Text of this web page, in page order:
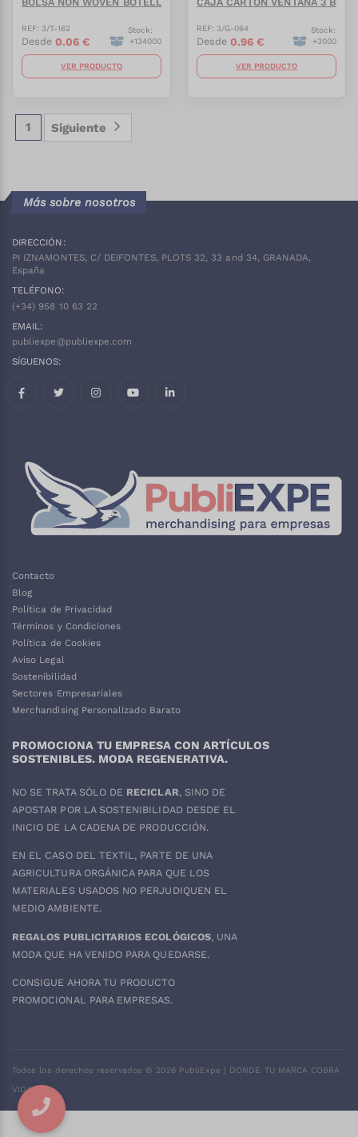
REF: 3/T-162
Desde 0.06 €
Stock:
+134000
VER PRODUCTO
REF: 3/G-064
Desde 0.96 €
Stock:
+3000
VER PRODUCTO
1 Siguiente
Más sobre nosotros
DIRECCIÓN:
PI IZNAMONTES, C/ DEIFONTES, PLOTS 32, 33 and 34, GRANADA,
España
TELÉFONO:
(+34) 958 10 63 22
EMAIL:
publiexpe@publiexpe.com
SÍGUENOS:
Contacto
Blog
Política de Privacidad
Términos y Condiciones
Política de Cookies
Aviso Legal
Sostenibilidad
Sectores Empresariales
Merchandising Personalizado Barato
PROMOCIONA TU EMPRESA CON ARTÍCULOS
SOSTENIBLES. MODA REGENERATIVA.
NO SE TRATA SÓLO DE RECICLAR, SINO DE
APOSTAR POR LA SOSTENIBILIDAD DESDE EL
INICIO DE LA CADENA DE PRODUCCIÓN.
EN EL CASO DEL TEXTIL, PARTE DE UNA
AGRICULTURA ORGÁNICA PARA QUE LOS
MATERIALES USADOS NO PERJUDIQUEN EL
MEDIO AMBIENTE.
REGALOS PUBLICITARIOS ECOLÓGICOS, UNA
MODA QUE HA VENIDO PARA QUEDARSE.
CONSIGUE AHORA TU PRODUCTO
PROMOCIONAL PARA EMPRESAS.
Todos los derechos reservados © 2026 PubliExpe | DONDE TU MARCA COBRA
VIDA